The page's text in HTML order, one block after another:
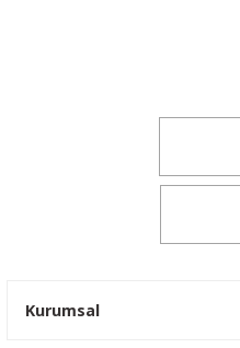
Kurumsal